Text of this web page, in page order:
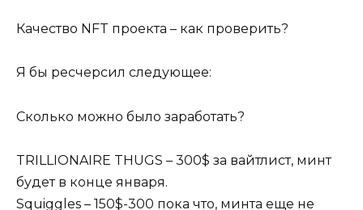
Качество NFT проекта – как проверить?
Я бы ресчерсил следующее:
Сколько можно было заработать?
TRILLIONAIRE THUGS – 300$ за вайтлист, минт
будет в конце января.
Squiggles – 150$-300 пока что, минта еще не